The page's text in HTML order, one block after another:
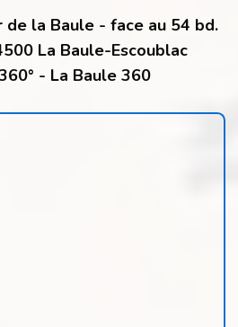
la Baule - face au 54 bd.
La Baule-Escoublac
- La Baule 360